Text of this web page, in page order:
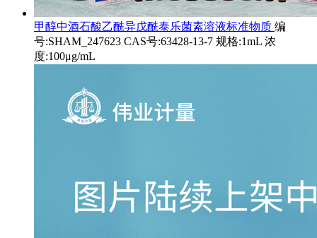
甲醇中酒石酸乙酰异戊酰泰乐菌素溶液标准物质 编
号:SHAM_247623 CAS号:63428-13-7 规格:1mL 浓
度:100μg/mL